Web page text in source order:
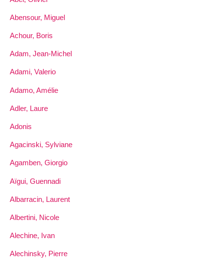
Abensour, Miguel
Achour, Boris
Adam, Jean-Michel
Adami, Valerio
Adamo, Amélie
Adler, Laure
Adonis
Agacinski, Sylviane
Agamben, Giorgio
Aïgui, Guennadi
Albarracin, Laurent
Albertini, Nicole
Alechine, Ivan
Alechinsky, Pierre